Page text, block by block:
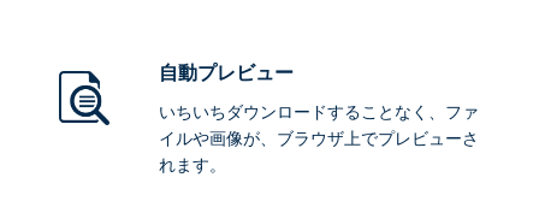
自動プレビュー
いちいちダウンロードすることなく、ファ
イルや画像が、ブラウザ上でプレビューさ
れます。